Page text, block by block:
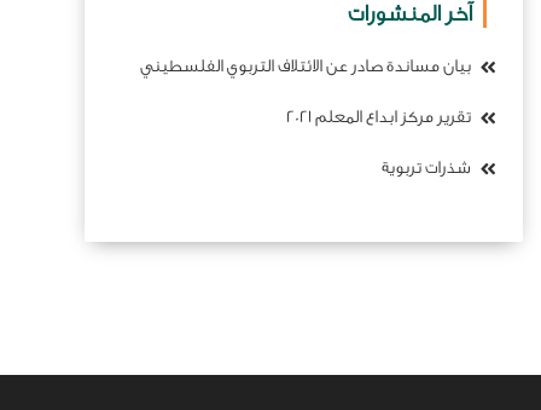
آخر المنشورات
بيان مساندة صادر عن الائتلاف التربوي الفلسطيني
تقرير مركز ابداع المعلم 2021
شذرات تربوية